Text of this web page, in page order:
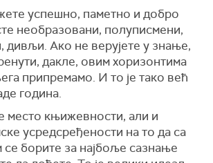
успешно, паметно и добро
необразовани, полуписмени,
дивљи. Ако не верујете у знање,
дакле, овим хоризонтима
припремамо. И то је тако већ
година.
место књижевности, али и
усредсређености на то да са
борите за најбоље сазнање